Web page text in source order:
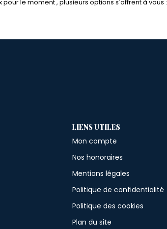
le moment , plusieurs options s'offrent à vous :
LIENS UTILES
Mon compte
Nos honoraires
Mentions légales
Politique de confidentialité
Politique des cookies
Plan du site